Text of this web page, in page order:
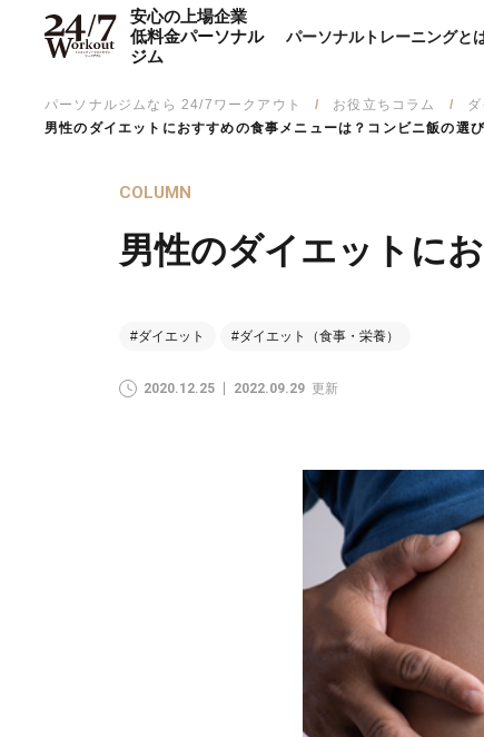
安心の上場企業
低料金パーソナル
ジム
パーソナルトレーニングと
パーソナルジムなら 24/7ワークアウト お役立ちコラム
男性のダイエットにおすすめの食事メニューは？コンビニ飯の選
COLUMN
男性のダイエットに
#ダイエット #ダイエット（食事・栄養）
2020.12.25 2022.09.29 更新